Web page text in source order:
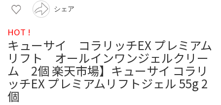
シェア
HOT !
キューサイ コラリッチEX プレミアム
リフト オールインワンジェルクリー
ム 2個 楽天市場】キューサイ コラリ
ッチEX プレミアムリフトジェル 55g 2
個